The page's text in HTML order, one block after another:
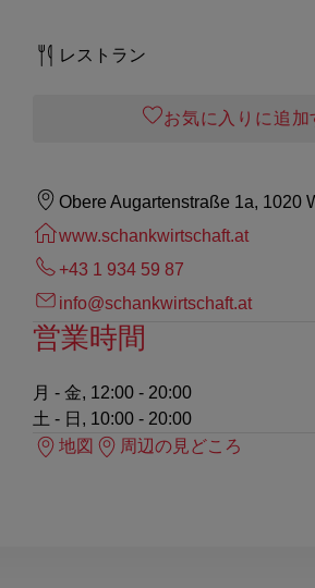
レストラン
お気に入りに追加
Obere Augartenstraße 1a, 1020
www.schankwirtschaft.at
+43 1 934 59 87
info@schankwirtschaft.at
営業時間
月 - 金, 12:00 - 20:00
土 - 日, 10:00 - 20:00
地図
周辺の見どころ